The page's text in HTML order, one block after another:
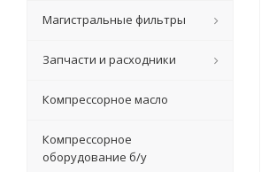
Магистральные фильтры
Запчасти и расходники
Компрессорное масло
Компрессорное
оборудование б/у